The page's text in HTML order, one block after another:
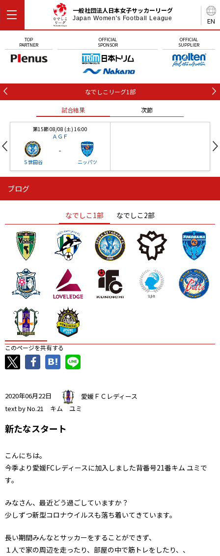
EN
一般社団法人日本女子サッカーリーグ
Japan Women's Football League
TOP
PARTNER
OFFICIAL
SPONSOR
OFFICIAL
SUPPLIER
なでしこリーグ1部
試合結果 次節
第15節 08/08 (土) 16:00
ＡＧＦ
Ｓ世田谷
-
ニッパツ
ニッパツ
ニッパツ 名古屋
石人の星
静岡 愛媛Ｌ
ブログ
なでしこ1部 なでしこ2部
このページを共有する
2020年06月22日
愛媛ＦＣレディース
text by No.21 キム ユミ
新たなスタート
こんにちは。
今季より愛媛FCレディースに加入しました背番号21番キム ユミで
す。
みなさん、最近どう過ごしていますか？
少しずつ新型コロナウイルスも落ち着いてきています。
長い期間みんなとサッカーをすることができず、
１人で家の周辺を走ったり、部屋の中で筋トレをしたり、、